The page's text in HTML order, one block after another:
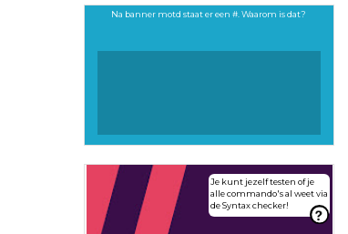
Na banner motd staat er een #. Waarom is dat?
Je kunt jezelf testen of je
alle commando's al weet via
de Syntax checker!